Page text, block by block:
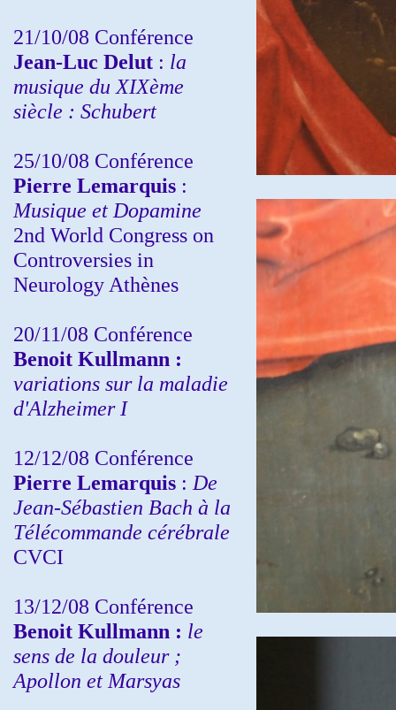
21/10/08 Conférence
Jean-Luc Delut : la
musique du XIXème
siècle : Schubert
25/10/08 Conférence
Pierre Lemarquis :
Musique et Dopamine
2nd World Congress on
Controversies in
Neurology Athènes
20/11/08 Conférence
Benoit Kullmann :
variations sur la maladie
d'Alzheimer I
12/12/08 Conférence
Pierre Lemarquis : De
Jean-Sébastien Bach à la
Télécommande cérébrale
CVCI
13/12/08 Conférence
Benoit Kullmann : le
sens de la douleur ;
Apollon et Marsyas